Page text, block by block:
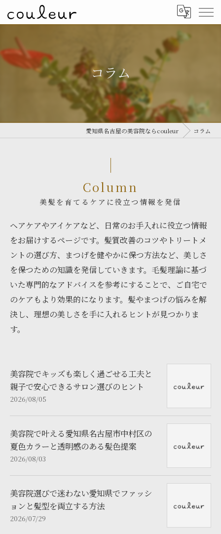
コラム
愛知県名古屋の美容院ならcouleur コラム
Column
美髪を育てるケアに役立つ情報を発信
ヘアケアやアイケアなど、日常のお手入れに役立つ情報
をお届けするページです。髪質改善のコツやトリートメ
ントの選び方、まつげを健やかに保つ方法など、美しさ
を保つための知識を発信していきます。毛髪理論に基づ
いた専門的なアドバイスを参考にすることで、ご自宅で
のケアもより効果的になります。髪やまつげの悩みを解
決し、理想の美しさを手に入れるヒントが見つかりま
す。
美容院でキッズも楽しく過ごせる工夫と
親子で安心できるサロン選びのヒント
2026/08/05
美容院で叶える愛知県名古屋市中村区の
夏色カラーと透明感のある髪色提案
2026/08/03
美容院選びで迷わない愛知県でファッシ
ョンと髪型を両立する方法
2026/07/29